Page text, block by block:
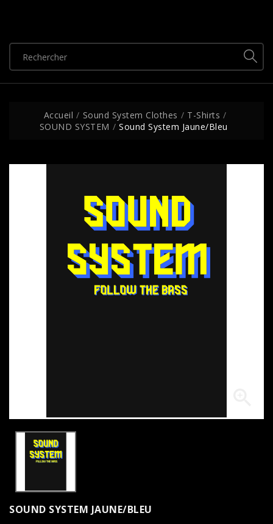
Accueil Sound System Clothes
T-Shirts
SOUND SYSTEM
Sound System Jaune/Bleu
SOUND SYSTEM JAUNE/BLEU